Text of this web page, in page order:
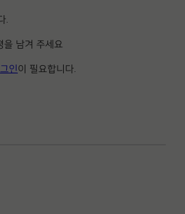
.
을 남겨 주세요
인이 필요합니다.